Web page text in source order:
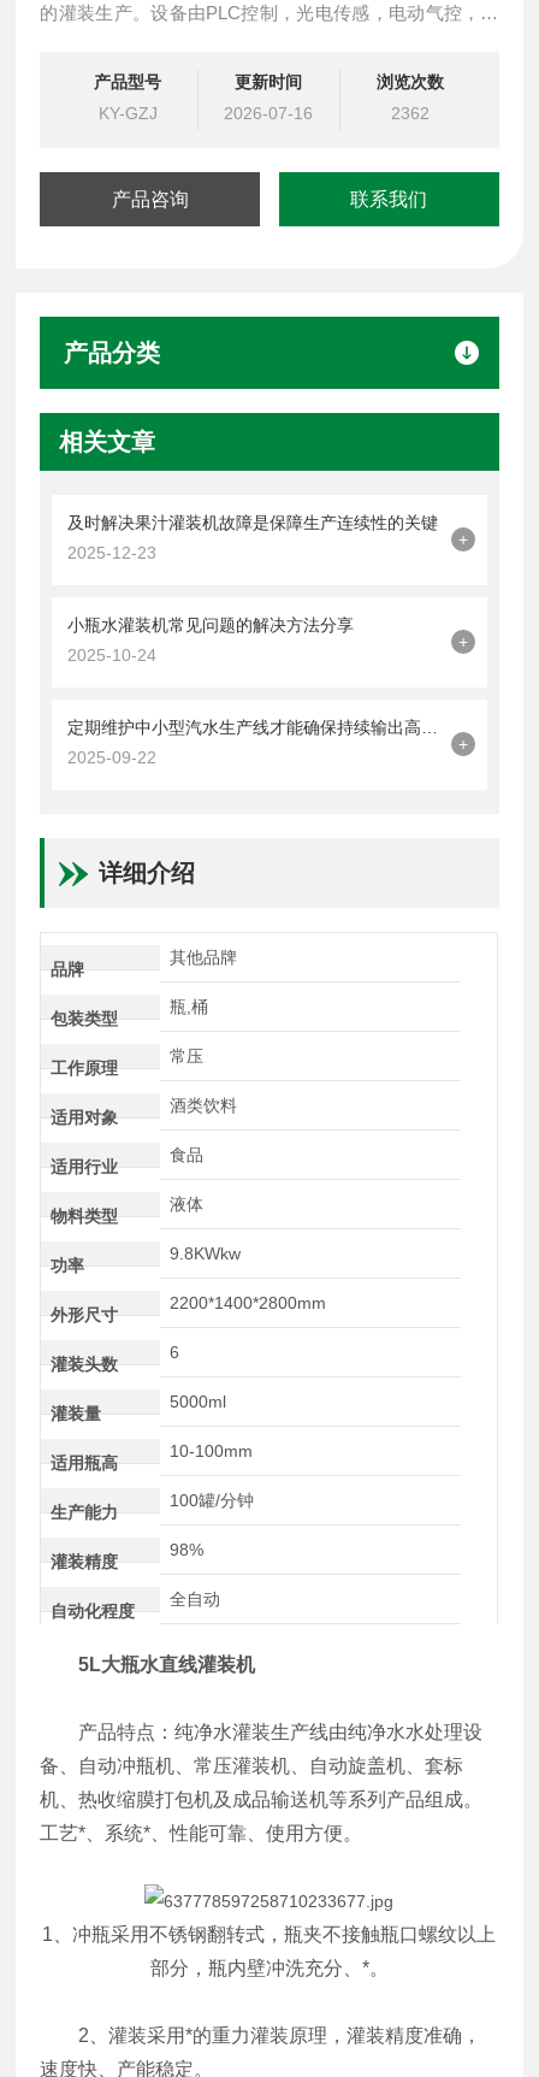
的灌装生产。设备由PLC控制，光电传感，电动气控，实
SUS304材质，符合卫生要求，运行平稳，操作简便，工
作效率高。
产品型号
KY-GZJ
更新时间
2026-07-16
浏览次数
2362
产品咨询 联系我们
产品分类
相关文章
及时解决果汁灌装机故障是保障生产连续性的关键
2025-12-23
+
小瓶水灌装机常见问题的解决方法分享
2025-10-24
+
2025-09-22
+
详细介绍
品牌
其他品牌
包装类型
瓶,桶
工作原理
常压
适用对象
酒类饮料
适用行业
食品
物料类型
液体
功率
9.8KWkw
外形尺寸
2200*1400*2800mm
灌装头数
6
灌装量
5000ml
适用瓶高
10-100mm
生产能力
100罐/分钟
灌装精度
98%
自动化程度
全自动
5L大瓶水直线灌装机
产品特点：纯净水灌装生产线由纯净水水处理设
备、自动冲瓶机、常压灌装机、自动旋盖机、套标
机、热收缩膜打包机及成品输送机等系列产品组成。
工艺*、系统*、性能可靠、使用方便。
1、冲瓶采用不锈钢翻转式，瓶夹不接触瓶口螺纹以上
部分，瓶内壁冲洗充分、*。
2、灌装采用*的重力灌装原理，灌装精度准确，
速度快、产能稳定。